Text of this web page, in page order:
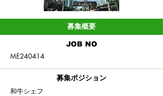
募集概要
​JOB NO
ME240414
募集ポジション
和牛シェフ